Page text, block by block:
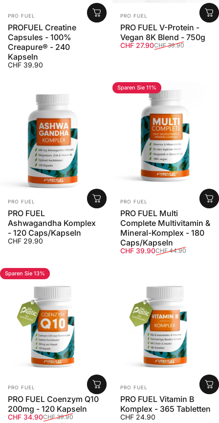
Anbieter:
PRO FUEL
PROFUEL Creatine
Capsules - 100%
Creapure® - 240
Kapseln
CHF 39.90
Anbieter:
PRO FUEL
PRO FUEL V-Protein -
Vegan 8K Blend - 750g
Verkaufspreis
CHF 27.90
Normaler Preis
CHF 39.90
Anbieter:
PRO FUEL
PRO FUEL
Ashwagandha Komplex
- 120 Caps/Kapseln
CHF 29.90
Sparen Sie 11%
Anbieter:
PRO FUEL
PRO FUEL Multi
Complete Multivitamin &
Mineral-Komplex - 180
Caps/Kapseln
Verkaufspreis
CHF 39.90
Normaler Preis
CHF 44.90
Sparen Sie 13%
Anbieter:
PRO FUEL
PRO FUEL Coenzym Q10
200mg - 120 Kapseln
Verkaufspreis
CHF 34.90
Normaler Preis
CHF 39.90
Anbieter:
PRO FUEL
PRO FUEL Vitamin B
Komplex - 365 Tabletten
CHF 24.90